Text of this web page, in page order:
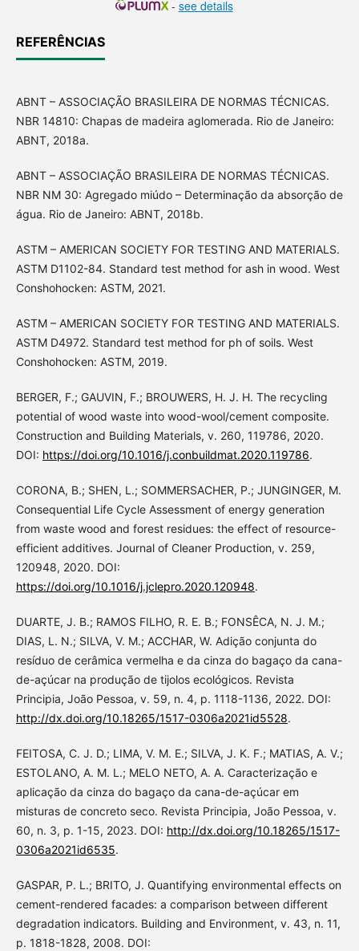
- see details
REFERÊNCIAS
ABNT – ASSOCIAÇÃO BRASILEIRA DE NORMAS TÉCNICAS.
NBR 14810: Chapas de madeira aglomerada. Rio de Janeiro:
ABNT, 2018a.
ABNT – ASSOCIAÇÃO BRASILEIRA DE NORMAS TÉCNICAS.
NBR NM 30: Agregado miúdo – Determinação da absorção de
água. Rio de Janeiro: ABNT, 2018b.
ASTM – AMERICAN SOCIETY FOR TESTING AND MATERIALS.
ASTM D1102-84. Standard test method for ash in wood. West
Conshohocken: ASTM, 2021.
ASTM – AMERICAN SOCIETY FOR TESTING AND MATERIALS.
ASTM D4972. Standard test method for ph of soils. West
Conshohocken: ASTM, 2019.
BERGER, F.; GAUVIN, F.; BROUWERS, H. J. H. The recycling
potential of wood waste into wood-wool/cement composite.
Construction and Building Materials, v. 260, 119786, 2020.
DOI: https://doi.org/10.1016/j.conbuildmat.2020.119786.
CORONA, B.; SHEN, L.; SOMMERSACHER, P.; JUNGINGER, M.
Consequential Life Cycle Assessment of energy generation
from waste wood and forest residues: the effect of resource-
efficient additives. Journal of Cleaner Production, v. 259,
120948, 2020. DOI:
https://doi.org/10.1016/j.jclepro.2020.120948.
DUARTE, J. B.; RAMOS FILHO, R. E. B.; FONSÊCA, N. J. M.;
DIAS, L. N.; SILVA, V. M.; ACCHAR, W. Adição conjunta do
resíduo de cerâmica vermelha e da cinza do bagaço da cana-
de-açúcar na produção de tijolos ecológicos. Revista
Principia, João Pessoa, v. 59, n. 4, p. 1118-1136, 2022. DOI:
http://dx.doi.org/10.18265/1517-0306a2021id5528.
FEITOSA, C. J. D.; LIMA, V. M. E.; SILVA, J. K. F.; MATIAS, A. V.;
ESTOLANO, A. M. L.; MELO NETO, A. A. Caracterização e
aplicação da cinza do bagaço da cana-de-açúcar em
misturas de concreto seco. Revista Principia, João Pessoa, v.
60, n. 3, p. 1-15, 2023. DOI: http://dx.doi.org/10.18265/1517-
0306a2021id6535.
GASPAR, P. L.; BRITO, J. Quantifying environmental effects on
cement-rendered facades: a comparison between different
degradation indicators. Building and Environment, v. 43, n. 11,
p. 1818-1828, 2008. DOI: